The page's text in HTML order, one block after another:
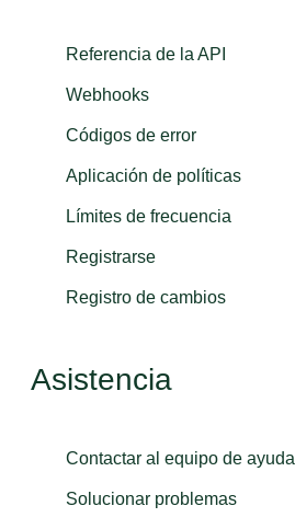
Referencia de la API
Webhooks
Códigos de error
Aplicación de políticas
Límites de frecuencia
Registrarse
Registro de cambios
Asistencia
Contactar al equipo de ayuda
Solucionar problemas